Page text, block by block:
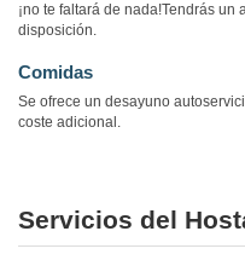
¡no te faltará de nada!Tendrás
disposición.
Comidas
Se ofrece un desayuno
coste adicional.
Servicios del